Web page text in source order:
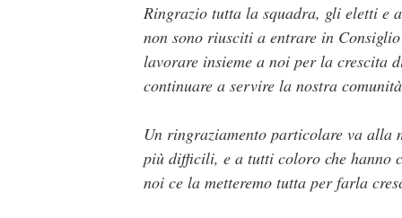
Ringrazio tutta la squadra, gli eletti e
non sono riusciti a entrare in
lavorare insieme a noi per la crescita
continuare a servire la nostra
Un ringraziamento particolare va alla
più difficili, e a tutti coloro che hanno
noi ce la metteremo tutta per farla